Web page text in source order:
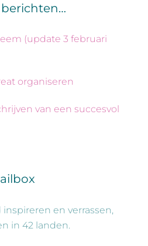
(update 3 februari
organiseren
van een succesvol
en verrassen,
in 42 landen.